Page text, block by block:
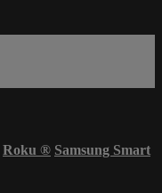
Roku ® Samsung Smart